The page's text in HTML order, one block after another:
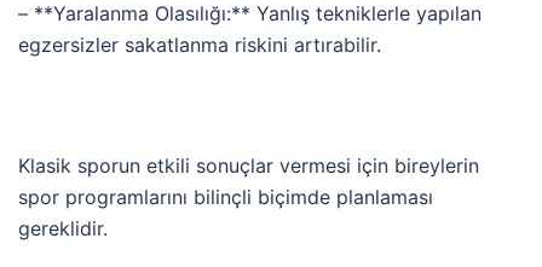
– **Yaralanma Olasılığı:** Yanlış tekniklerle yapılan
egzersizler sakatlanma riskini artırabilir.
Klasik sporun etkili sonuçlar vermesi için bireylerin
spor programlarını bilinçli biçimde planlaması
gereklidir.